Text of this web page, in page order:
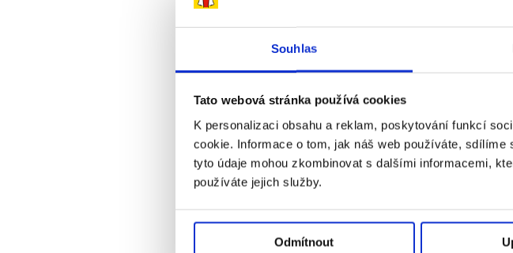
Souhlas
Tato webová stránka používá cookies
K personalizaci obsahu a reklam, poskytování funkcí
cookie. Informace o tom, jak náš web používáte,
tyto údaje mohou zkombinovat s dalšími informacemi,
používáte jejich služby.
Odmítnout